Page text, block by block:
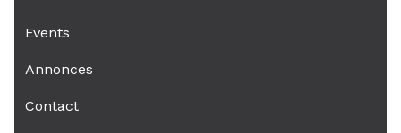
Events
Annonces
Contact